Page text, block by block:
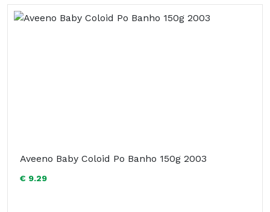
Aveeno Baby Coloid Po Banho 150g 2003
€ 9.29